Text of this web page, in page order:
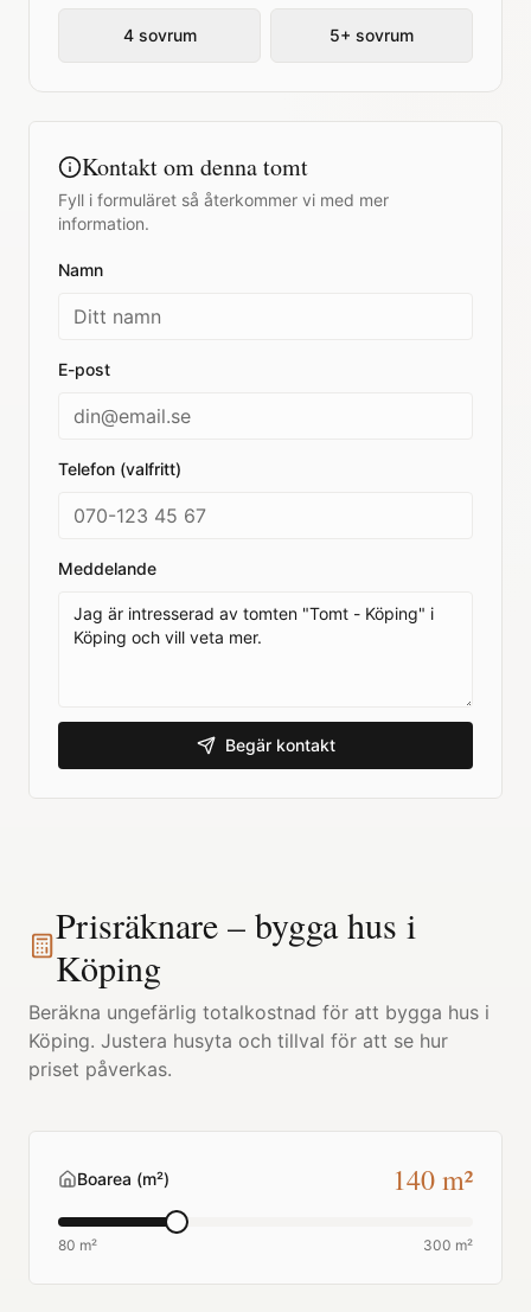
4 sovrum 5+ sovrum
Kontakt om denna tomt
Fyll i formuläret så återkommer vi med mer
information.
Namn
E-post
Telefon (valfritt)
Meddelande
Begär kontakt
Prisräknare – bygga hus i
Köping
Beräkna ungefärlig totalkostnad för att bygga hus i
Köping. Justera husyta och tillval för att se hur
priset påverkas.
Boarea (m²) 140m²
80 m² 300 m²